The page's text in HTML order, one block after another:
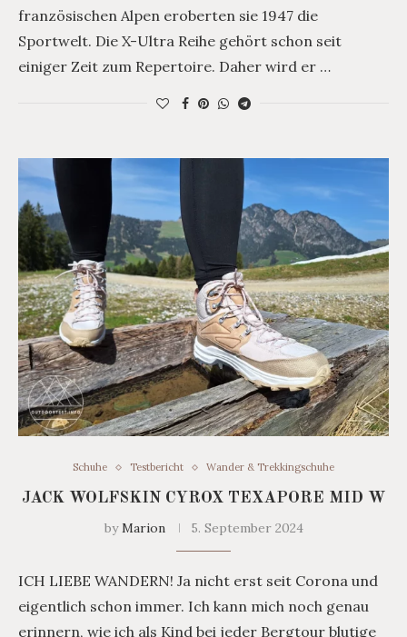
französischen Alpen eroberten sie 1947 die
Sportwelt. Die X-Ultra Reihe gehört schon seit
einiger Zeit zum Repertoire. Daher wird er …
Schuhe Testbericht Wander & Trekkingschuhe
JACK WOLFSKIN CYROX TEXAPORE MID W
byMarion 5. September 2024
ICH LIEBE WANDERN! Ja nicht erst seit Corona und
eigentlich schon immer. Ich kann mich noch genau
erinnern, wie ich als Kind bei jeder Bergtour blutige